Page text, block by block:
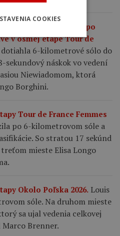
ide do žltého dresu po
v ôsmej etape Tour de
6-kilometrové sólo do
sekundový náskok vo vedení
Niewiadomom, ktorá
Borghini.
Tour de France Femmes
po 6-kilometrovom sóle a
So stratou 17 sekúnd
mieste Elisa Longo
Okolo Poľska 2026. Louis
sóle. Na druhom mieste
sa ujal vedenia celkovej
Brenner.
COOKIES